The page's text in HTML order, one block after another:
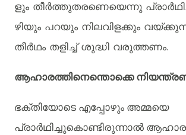
ളും തീർത്തുതരണെയെന്നു
ഴിയും പറയും നിലവിളക്കും
തീർഥം തളിച്ച് ശുദ്ധി വരുത്തണം.
ആഹാരത്തിനെന്തൊക്കെ
ഭക്തിയോടെ എപ്പോഴും അമ്മയെ
പ്രാർഥിച്ചുകൊണ്ടിരുന്നാൽ